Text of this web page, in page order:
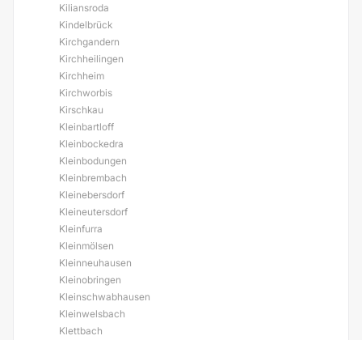
Kiliansroda
Kindelbrück
Kirchgandern
Kirchheilingen
Kirchheim
Kirchworbis
Kirschkau
Kleinbartloff
Kleinbockedra
Kleinbodungen
Kleinbrembach
Kleinebersdorf
Kleineutersdorf
Kleinfurra
Kleinmölsen
Kleinneuhausen
Kleinobringen
Kleinschwabhausen
Kleinwelsbach
Klettbach